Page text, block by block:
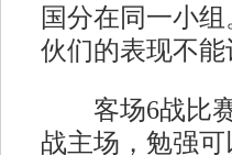
国分在同一小
伙们的表现不能
客场6战比赛
战主场，勉强